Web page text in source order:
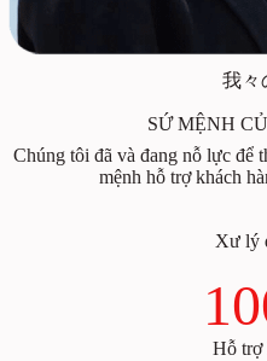
我々
SỨ MỆNH
Chúng tôi đã và đang nỗ lực để
mệnh hỗ trợ khách
Xư lý
Hỗ trợ